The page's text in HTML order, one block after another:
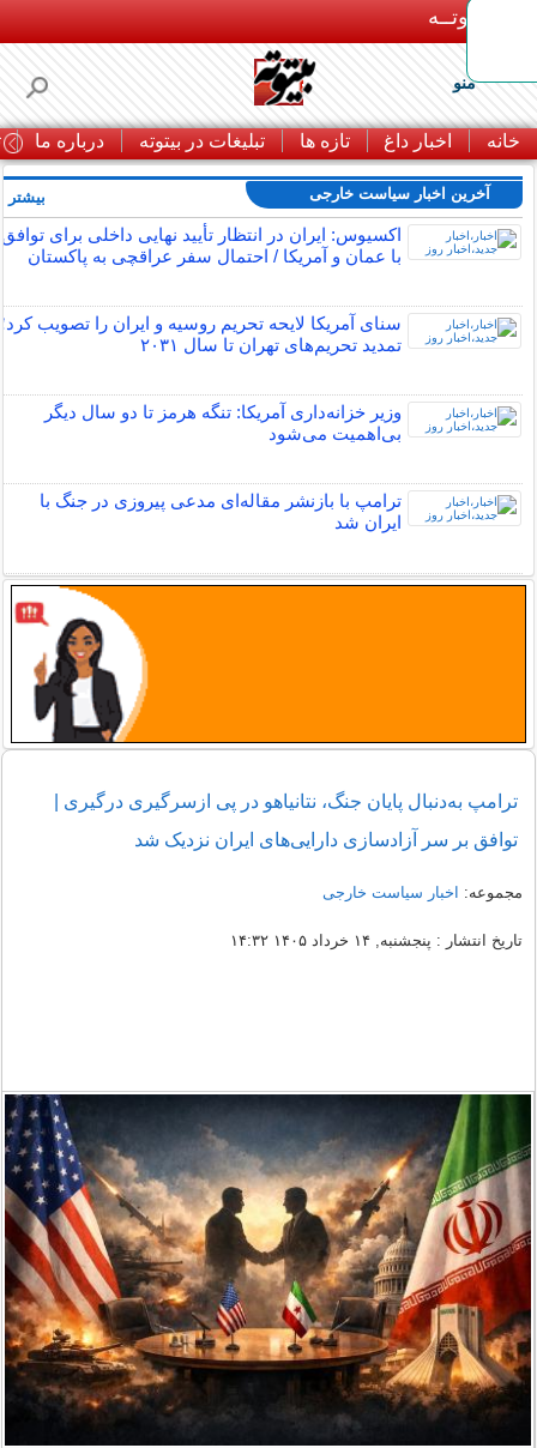
بـیتوتــه
منو
خانه اخبار داغ تازه ها تبلیغات در بیتوته درباره ما
آخرین اخبار سیاست خارجی
اکسیوس: ایران در انتظار تأیید نهایی داخلی برای توافق
با عمان و آمریکا / احتمال سفر عراقچی به پاکستان
سنای آمریکا لایحه تحریم روسیه و ایران را تصویب کرد؛
تمدید تحریم‌های تهران تا سال ۲۰۳۱
وزیر خزانه‌داری آمریکا: تنگه هرمز تا دو سال دیگر
بی‌اهمیت می‌شود
ترامپ با بازنشر مقاله‌ای مدعی پیروزی در جنگ با
ایران شد
بیشتر
ترامپ به‌دنبال پایان جنگ، نتانیاهو در پی ازسرگیری درگیری |
توافق بر سر آزادسازی دارایی‌های ایران نزدیک شد
مجموعه: اخبار سیاست خارجی
تاریخ انتشار : پنجشنبه, ۱۴ خرداد ۱۴۰۵ ۱۴:۳۲